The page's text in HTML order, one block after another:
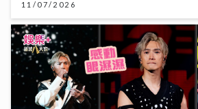
11/07/2026